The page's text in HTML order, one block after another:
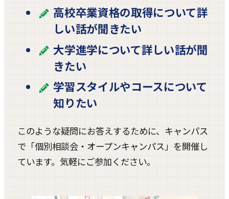
高校卒業資格の取得について詳
しい話が聞きたい
大学進学について詳しい話が聞
きたい
学習スタイルやコースについて
知りたい
このような疑問にお答えするために、キャンパス
で「個別相談会・オープンキャンパス」を開催し
ています。気軽にご参加ください。